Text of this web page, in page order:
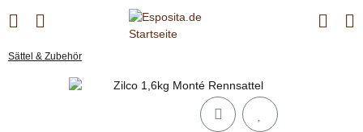
Sättel & Zubehör